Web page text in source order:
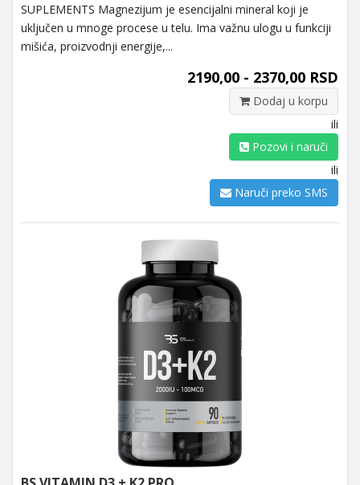
SUPLEMENTS Magnezijum je esencijalni mineral koji je
uključen u mnoge procese u telu. Ima važnu ulogu u funkciji
mišića, proizvodnji energije,...
2190,00 - 2370,00 RSD
Dodaj u korpu
ili
Pozovi i naruči
ili
Naruči preko SMS